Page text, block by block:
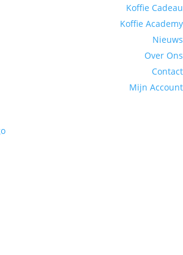
Koffie Cadeau
Koffie Academy
Nieuws
Over Ons
Contact
Mijn Account